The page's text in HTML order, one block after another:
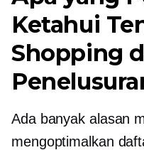
Ketahui
Shopping
Ada banyak alasan
mengoptimalkan